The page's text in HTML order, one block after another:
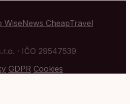
WiseNews CheapTravel
· IČO 29547539
GDPR Cookies